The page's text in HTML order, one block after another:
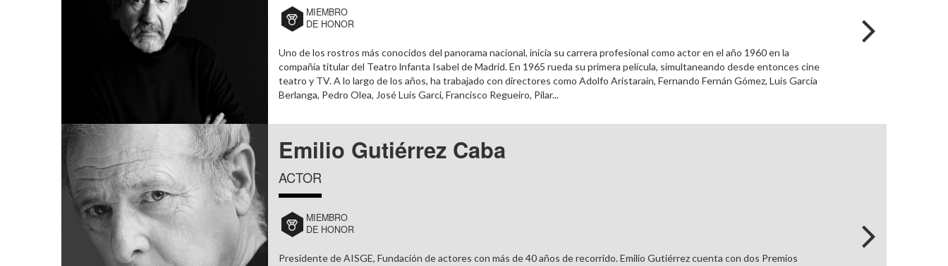
MIEMBRO
DE HONOR
Uno de los rostros más conocidos del panorama nacional, inicia su carrera profesional como actor en el año 1960 en la
compañía titular del Teatro lnfanta Isabel de Madrid. En 1965 rueda su primera película, simultaneando desde entonces cine
teatro y TV. A lo largo de los años, ha trabajado con directores como Adolfo Aristarain, Fernando Fernán Gómez, Luis García
Berlanga, Pedro Olea, José Luis Garci, Francisco Regueiro, Pilar...
Emilio Gutiérrez Caba
ACTOR
MIEMBRO
DE HONOR
Presidente de AISGE, Fundación de actores con más de 40 años de recorrido. Emilio Gutiérrez cuenta con dos Premios